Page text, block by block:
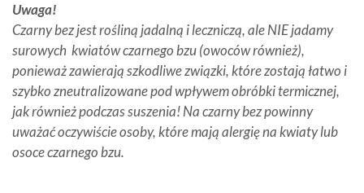
Uwaga!
Czarny bez jest rośliną jadalną i leczniczą, ale NIE jadamy
surowych kwiatów czarnego bzu (owoców również),
ponieważ zawierają szkodliwe związki, które zostają łatwo i
szybko zneutralizowane pod wpływem obróbki termicznej,
jak również podczas suszenia! Na czarny bez powinny
uważać oczywiście osoby, które mają alergię na kwiaty lub
osoce czarnego bzu.